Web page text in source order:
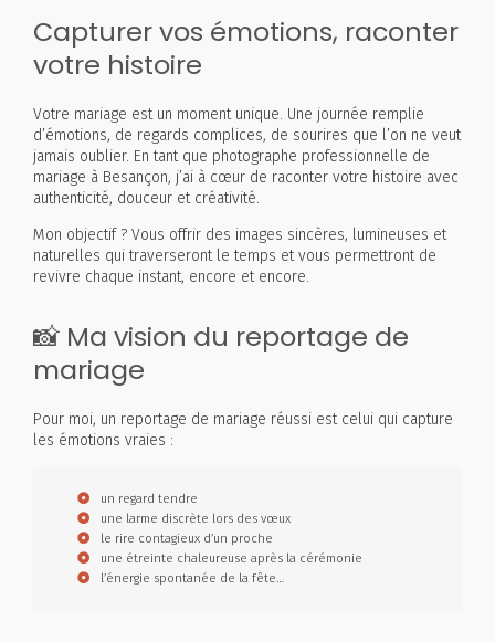
Capturer vos émotions, raconter
votre histoire
Votre mariage est un moment unique. Une journée remplie
d’émotions, de regards complices, de sourires que l’on ne veut
jamais oublier. En tant que photographe professionnelle de
mariage à Besançon, j’ai à cœur de raconter votre histoire avec
authenticité, douceur et créativité.
Mon objectif ? Vous offrir des images sincères, lumineuses et
naturelles qui traverseront le temps et vous permettront de
revivre chaque instant, encore et encore.
📸 Ma vision du reportage de
mariage
Pour moi, un reportage de mariage réussi est celui qui capture
les émotions vraies :
un regard tendre
une larme discrète lors des vœux
le rire contagieux d’un proche
une étreinte chaleureuse après la cérémonie
l’énergie spontanée de la fête…